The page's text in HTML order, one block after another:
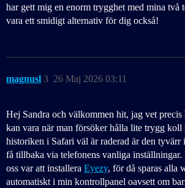
har gett mig en enorm trygghet med mina två
vara ett smidigt alternativ för dig också!
magnusl 26 Maj 2026 03:11
3
Hej Sandra och välkommen hit, jag vet precis
kan vara när man försöker hålla lite trygg koll
historiken i Safari väl är raderad är den tyvärr
få tillbaka via telefonens vanliga
oss var att installera Eyezy, för då sparas alla
automatiskt i min kontrollpanel oavsett om